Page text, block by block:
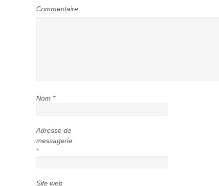
Commentaire
Nom *
Adresse de
messagerie
*
Site web